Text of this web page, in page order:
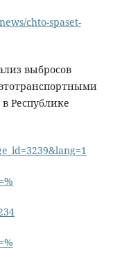
chto-spaset-
выбросов
Республике